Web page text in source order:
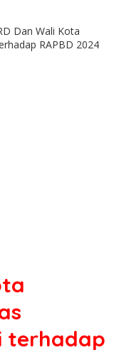
Dan Wali Kota
RAPBD 2024
terhadap